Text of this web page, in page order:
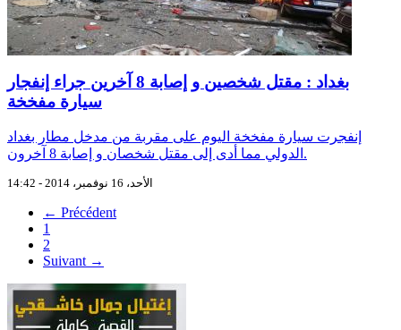
بغداد : مقتل شخصين و إصابة 8 آخرين جراء إنفجار
سيارة مفخخة
إنفجرت سيارة مفخخة اليوم على مقربة من مدخل مطار بغداد
الدولي مما أدى إلى مقتل شخصان و إصابة 8 آخرون.
الأحد، 16 نوفمبر، 2014 - 14:42
← Précédent
1
2
Suivant →